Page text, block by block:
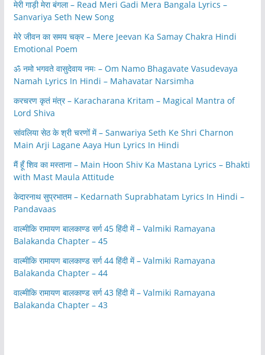
मेरी गाड़ी मेरा बंगला – Read Meri Gadi Mera Bangala Lyrics –
Sanvariya Seth New Song
मेरे जीवन का समय चक्र – Mere Jeevan Ka Samay Chakra Hindi
Emotional Poem
ॐ नमो भगवते वासुदेवाय नमः – Om Namo Bhagavate Vasudevaya
Namah Lyrics In Hindi – Mahavatar Narsimha
करचरण कृतं मंत्र – Karacharana Kritam – Magical Mantra of
Lord Shiva
सांवलिया सेठ के श्री चरणों में – Sanwariya Seth Ke Shri Charnon
Main Arji Lagane Aaya Hun Lyrics In Hindi
मैं हूँ शिव का मस्ताना – Main Hoon Shiv Ka Mastana Lyrics – Bhakti
with Mast Maula Attitude
केदारनाथ सुप्रभातम – Kedarnath Suprabhatam Lyrics In Hindi –
Pandavaas
वाल्मीकि रामायण बालकाण्ड सर्ग 45 हिंदी में – Valmiki Ramayana
Balakanda Chapter – 45
वाल्मीकि रामायण बालकाण्ड सर्ग 44 हिंदी में – Valmiki Ramayana
Balakanda Chapter – 44
वाल्मीकि रामायण बालकाण्ड सर्ग 43 हिंदी में – Valmiki Ramayana
Balakanda Chapter – 43